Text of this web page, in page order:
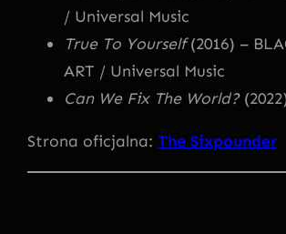
/ Universal Music
True To Yourself(2016) –
ART / Universal Music
Can We Fix The World?
Strona oficjalna: The Sixpounder